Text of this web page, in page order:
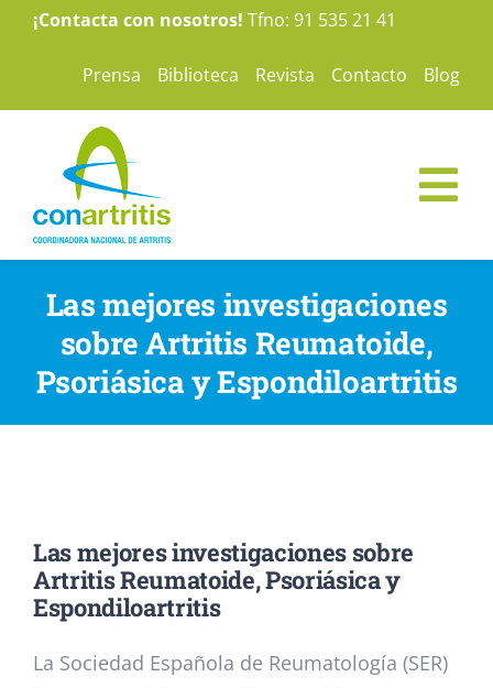
Saltar¡Contacta con nosotros! Tfno: 91 535 21 41
Prensa Biblioteca Revista Contacto Blog
La Artritis
Noticias
Las mejores investigaciones
sobre Artritis Reumatoide,
Psoriásica y Espondiloartritis
Las mejores investigaciones sobre
Artritis Reumatoide, Psoriásica y
Espondiloartritis
La Sociedad Española de Reumatología (SER)